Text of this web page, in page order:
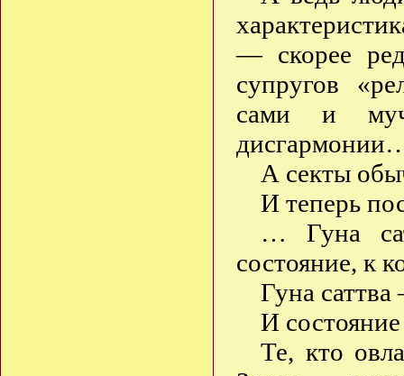
— скорее
супругов
сами и
А секты
И теперь
… Гуна
состояние, к
Гуна
И
Те, кто